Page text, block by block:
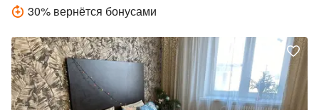
30% вернётся бонусами